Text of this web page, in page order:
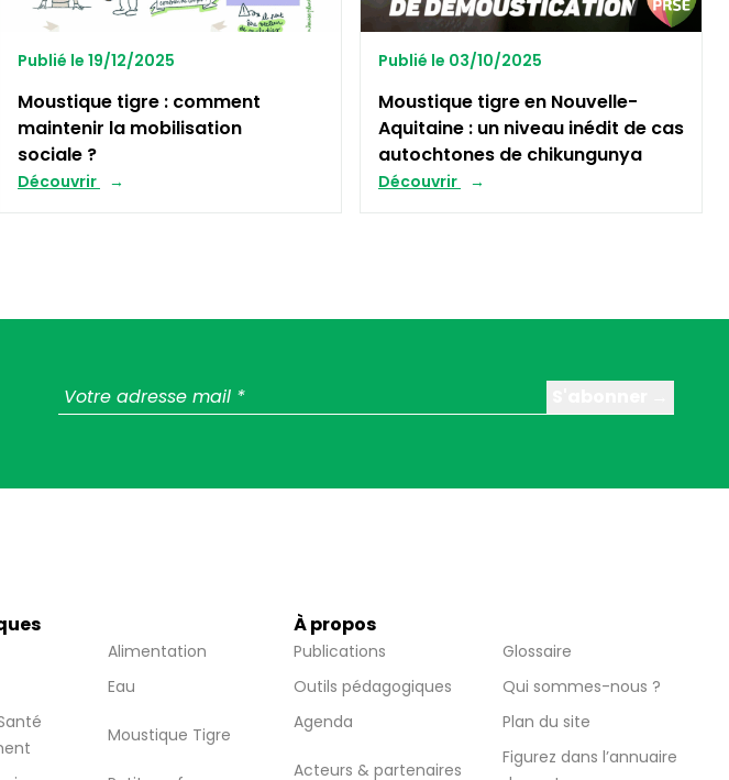
Publié le 19/12/2025
Moustique tigre : comment
maintenir la mobilisation
sociale ?
Découvrir
Publié le 03/10/2025
Moustique tigre en Nouvelle-
Aquitaine : un niveau inédit de cas
autochtones de chikungunya
Découvrir
Alimentation
Eau
Moustique Tigre
À propos
Publications
Glossaire
Outils pédagogiques
Qui sommes-nous ?
Agenda
Plan du site
Acteurs & partenaires
Figurez dans l’annuaire